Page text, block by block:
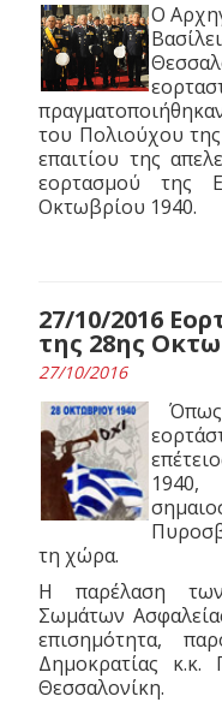
Ο
του Πολιούχου
επαιτίου της
εορτασμού της
Οκτωβρίου 1940.
27/10/2016
της 28ης
27/10/2016
Όπως
τη χώρα.
Η παρέλαση
Σωμάτων
επισημότητα,
Δημοκρατίας
Θεσσαλονίκη.